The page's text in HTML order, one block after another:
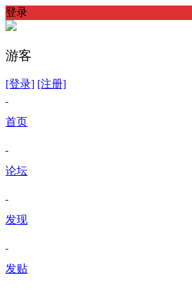
登录
游客
[登录] [注册]
首页
论坛
发现
发贴